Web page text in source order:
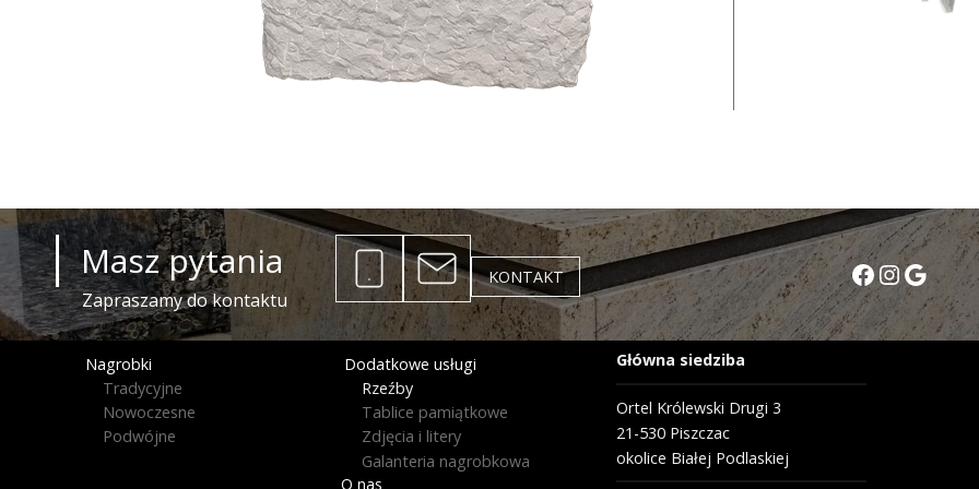
Masz pytania
Zapraszamy do kontaktu
KONTAKT Facebook
Nagrobki
Tradycyjne
Nowoczesne
Podwójne
Dodatkowe usługi
Rzeźby
Tablice pamiątkowe
Zdjęcia i litery
Galanteria nagrobkowa
O nas
Główna siedziba
Ortel Królewski Drugi 3
21-530 Piszczac
okolice Białej Podlaskiej